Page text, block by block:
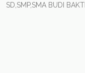
SD,SMP,SMA BUDI BAKTI